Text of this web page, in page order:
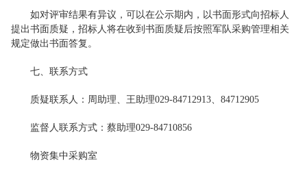
如对评审结果有异议，可以在公示期内，以书面形式向招标人
提出书面质疑，招标人将在收到书面质疑后按照军队采购管理相关
规定做出书面答复。
七、联系方式
质疑联系人：周助理、王助理029-84712913、84712905
监督人联系方式：蔡助理029-84710856
物资集中采购室